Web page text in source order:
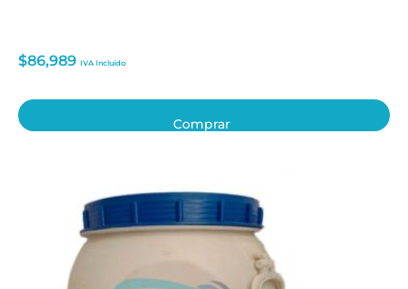
$86,989 IVA Incluido
Comprar